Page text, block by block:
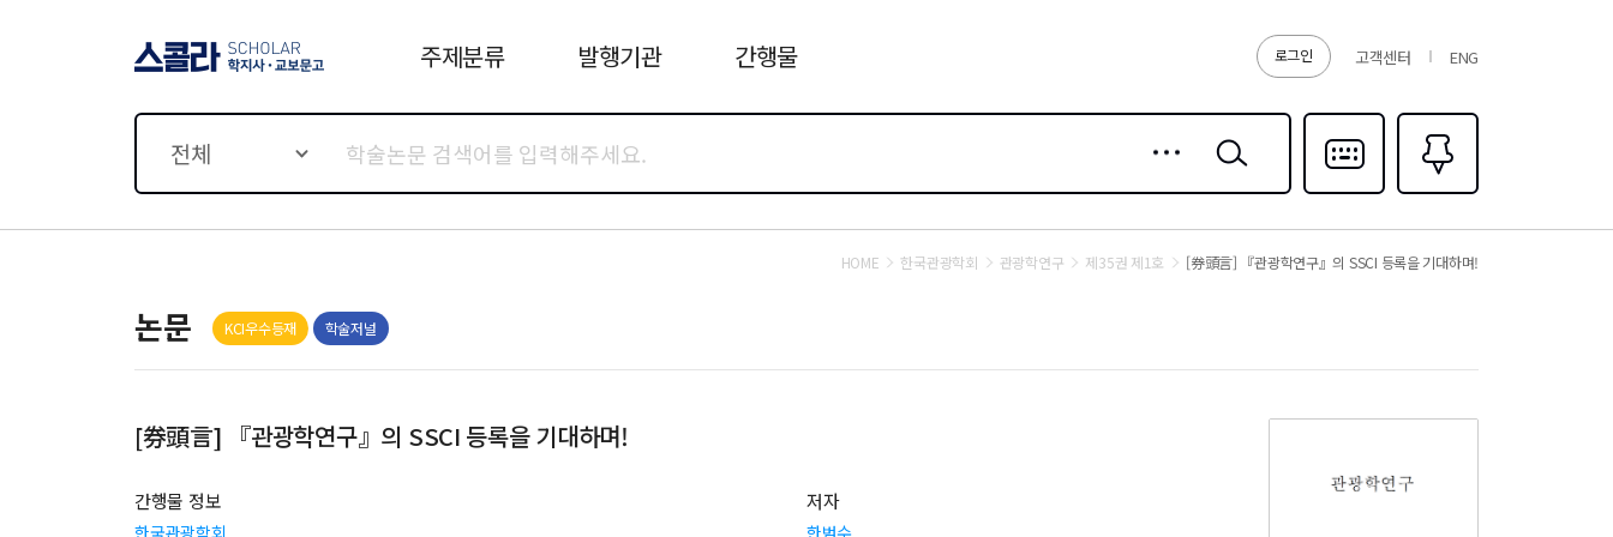
로그인 고객센터 ENG
주제분류 발행기관 간행물
전체
검색
다국어입력
즐겨찾기0
HOME 한국관광학회 관광학연구 제35권 제1호 [券頭言] 『관광학연구』의 SSCI 등록을 기대하며!
논문 KCI우수등재 학술저널
[券頭言] 『관광학연구』의 SSCI 등록을 기대하며!
간행물 정보 저자